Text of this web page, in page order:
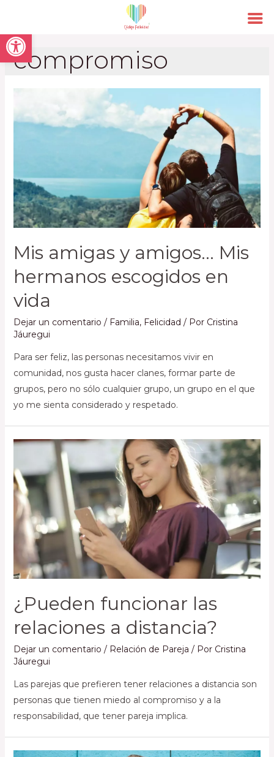
Open toolbar
compromiso
Mis amigas y amigos… Mis
hermanos escogidos en
vida
Dejar un comentario / Familia, Felicidad / Por Cristina
Jáuregui
Para ser feliz, las personas necesitamos vivir en
comunidad, nos gusta hacer clanes, formar parte de
grupos, pero no sólo cualquier grupo, un grupo en el que
yo me sienta considerado y respetado.
¿Pueden funcionar las
relaciones a distancia?
Dejar un comentario / Relación de Pareja / Por Cristina
Jáuregui
Las parejas que prefieren tener relaciones a distancia son
personas que tienen miedo al compromiso y a la
responsabilidad, que tener pareja implica.